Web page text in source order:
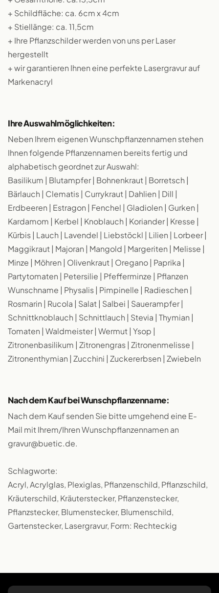
+ Schildfläche: ca. 6cm x 4cm
+ Stiellänge: ca. 11,5cm
+ Ihre Pflanzschilder werden von uns per Laser
hergestellt
+ wir garantieren Ihnen eine perfekte Lasergravur auf
Markenacryl
Ihre Auswahlmöglichkeiten:
Neben Ihrem eigenen Wunschpflanzennamen stehen
Ihnen folgende Pflanzennamen bereits fertig und
alphabetisch geordnet zur Auswahl:
Basilikum | Blutampfer | Bohnenkraut | Borretsch |
Bärlauch | Clematis | Currykraut | Dahlien | Dill |
Erdbeeren | Estragon | Fenchel | Gladiolen | Gurken |
Kardamom | Kerbel | Knoblauch | Koriander | Kresse |
Kürbis | Lauch | Lavendel | Liebstöckl | Lilien | Lorbeer |
Maggikraut | Majoran | Mangold | Margeriten | Melisse |
Minze | Möhren | Olivenkraut | Oregano | Paprika |
Partytomaten | Petersilie | Pfefferminze | Pflanzen
Wunschname | Physalis | Pimpinelle | Radieschen |
Rosmarin | Rucola | Salat | Salbei | Sauerampfer |
Schnittknoblauch | Schnittlauch | Stevia | Thymian |
Tomaten | Waldmeister | Wermut | Ysop |
Zitronenbasilikum | Zitronengras | Zitronenmelisse |
Zitronenthymian | Zucchini | Zuckererbsen | Zwiebeln
Nach dem Kauf bei Wunschpflanzenname:
Nach dem Kauf senden Sie bitte umgehend eine E-
Mail mit Ihrem/Ihren Wunschpflanzennamen an
gravur@buetic.de.
Schlagworte:
Acryl, Acrylglas, Plexiglas, Pflanzenschild, Pflanzschild,
Kräuterschild, Kräuterstecker, Pflanzenstecker,
Pflanzstecker, Blumenstecker, Blumenschild,
Gartenstecker, Lasergravur, Form: Rechteckig